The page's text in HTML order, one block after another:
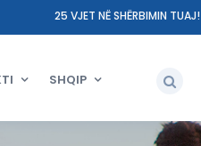
25 VJET NË SHËRBIMIN TUAJ!
SHQIP